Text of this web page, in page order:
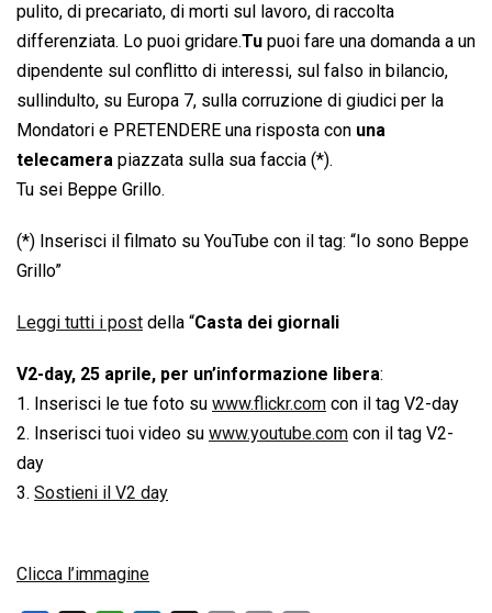
pulito, di precariato, di morti sul lavoro, di raccolta
differenziata. Lo puoi gridare.Tu puoi fare una domanda a un
dipendente sul conflitto di interessi, sul falso in bilancio,
sullindulto, su Europa 7, sulla corruzione di giudici per la
Mondatori e PRETENDERE una risposta con una
telecamera piazzata sulla sua faccia (*).
Tu sei Beppe Grillo.
(*) Inserisci il filmato su YouTube con il tag: “Io sono Beppe
Grillo”
Leggi tutti i post della “Casta dei giornali
V2-day, 25 aprile, per un’informazione libera:
1. Inserisci le tue foto su www.flickr.com con il tag V2-day
2. Inserisci tuoi video su www.youtube.com con il tag V2-
day
3. Sostieni il V2 day
Clicca l’immagine